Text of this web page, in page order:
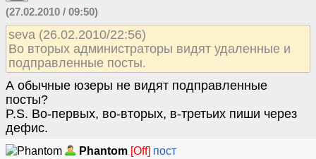
(27.02.2010 / 09:50)
seva (26.02.2010/22:56)
Во вторых администраторы видят удаленные и
подправленные посты.
А обычные юзеры не видят подправленные
посты?
P.S. Во-первых, во-вторых, в-третьих пиши через
дефис.
Phantom [Off] пост